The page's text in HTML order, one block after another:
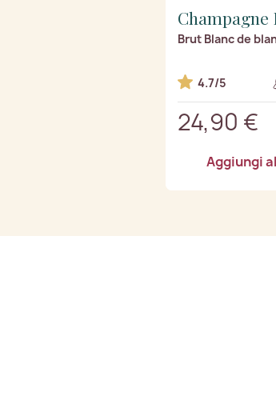
Brut Blanc de
4.7/5
24,90 €
Aggiungi